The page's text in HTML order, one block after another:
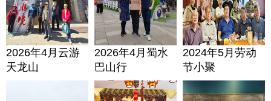
2026年4月云游
天龙山
2026年4月蜀水
巴山行
2024年5月劳动
节小聚